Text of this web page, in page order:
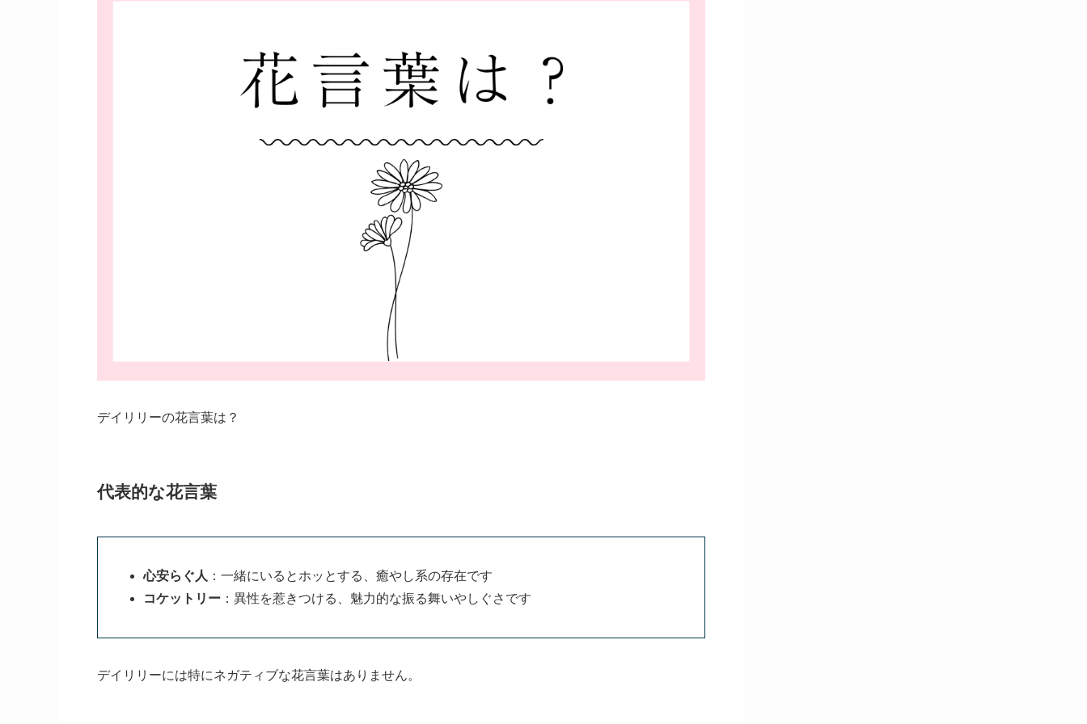
デイリリーの花言葉は？
代表的な花言葉
心安らぐ人 ：一緒にいるとホッとする、癒やし系の存在です
コケットリー ：異性を惹きつける、魅力的な振る舞いやしぐさです
デイリリーには特にネガティブな花言葉はありません。